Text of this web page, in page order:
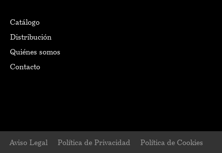
Catálogo
Distribución
Quiénes somos
Contacto
Aviso Legal Política de Privacidad Política de Cookies